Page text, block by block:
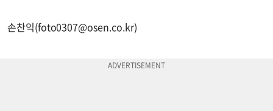
손찬익(foto0307@osen.co.kr)